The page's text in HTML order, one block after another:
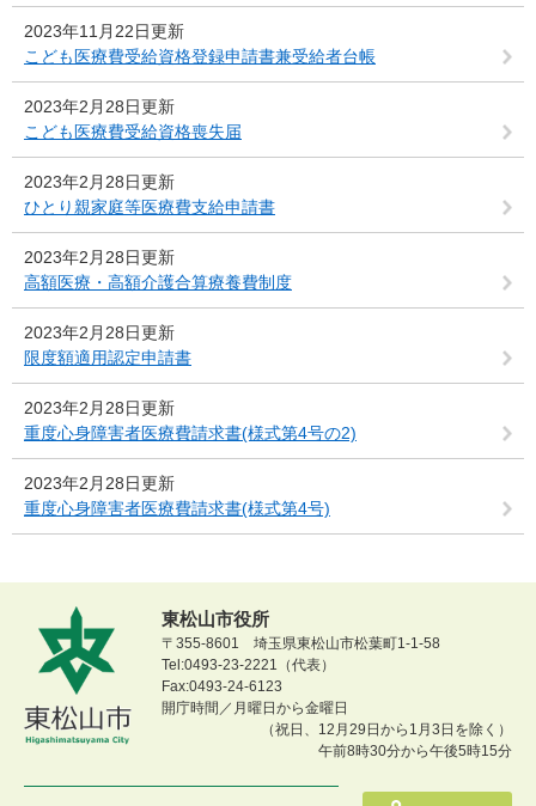
2023年11月22日更新
こども医療費受給資格登録申請書兼受給者台帳
2023年2月28日更新
こども医療費受給資格喪失届
2023年2月28日更新
ひとり親家庭等医療費支給申請書
2023年2月28日更新
高額医療・高額介護合算療養費制度
2023年2月28日更新
限度額適用認定申請書
2023年2月28日更新
重度心身障害者医療費請求書(様式第4号の2)
2023年2月28日更新
重度心身障害者医療費請求書(様式第4号)
東松山市役所
〒355-8601 埼玉県東松山市松葉町1-1-58
Tel:0493-23-2221（代表）
Fax:0493-24-6123
開庁時間／月曜日から金曜日
（祝日、12月29日から1月3日を除く）
午前8時30分から午後5時15分